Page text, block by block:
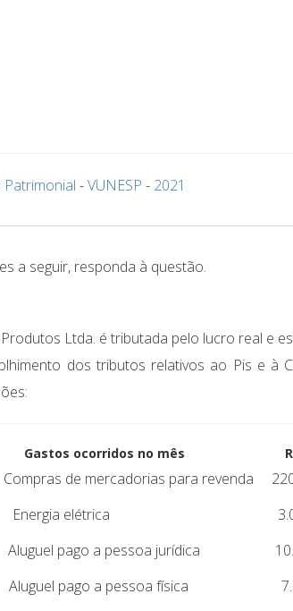
Patrimonial -VUNESP - 2021
a seguir, responda à questão.
Ltda. é tributada pelo lucro real e
dos tributos relativos ao Pis e à
Gastos ocorridos no mês
Compras de mercadorias para revenda
Energia elétrica
Aluguel pago a pessoa jurídica
Aluguel pago a pessoa física